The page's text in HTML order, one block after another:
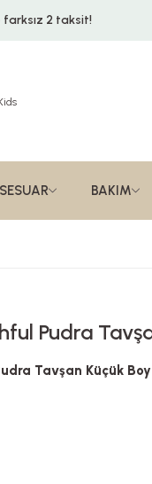
farksız 2 taksit!
BAKIM
Pudra
Tavşan Küçük Boy